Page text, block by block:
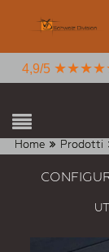
4,9/5
Home Prodotti